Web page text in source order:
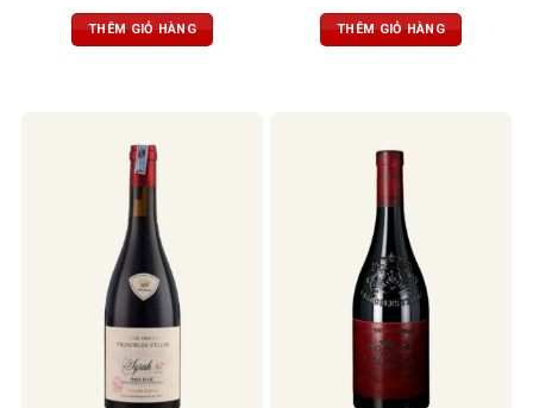
chín, xen lẫn hương gia vị nhẹ, tiêu
đen, thảo mộc và chút vị khói ấm
THÊM GIỎ HÀNG
phê và vani. Vị rượu mạnh mẽ với
tannin mềm mại, hậu vị dài và ấm
THÊM GIỎ HÀNG